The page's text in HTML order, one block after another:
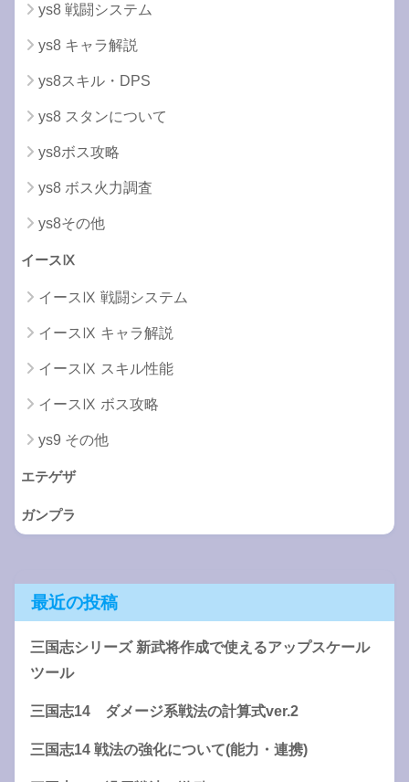
ys8 戦闘システム
ys8 キャラ解説
ys8スキル・DPS
ys8 スタンについて
ys8ボス攻略
ys8 ボス火力調査
ys8その他
イースⅨ
イースⅨ 戦闘システム
イースⅨ キャラ解説
イースⅨ スキル性能
イースⅨ ボス攻略
ys9 その他
エテゲザ
ガンプラ
最近の投稿
三国志シリーズ 新武将作成で使えるアップスケール
ツール
三国志14 ダメージ系戦法の計算式ver.2
三国志14 戦法の強化について(能力・連携)